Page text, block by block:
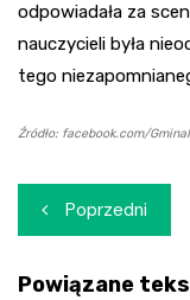
odpowiadała za
nauczycieli była
tego
Źródło: facebook.com/
Nawigacja
wpisu
Poprzedni
Powiązane